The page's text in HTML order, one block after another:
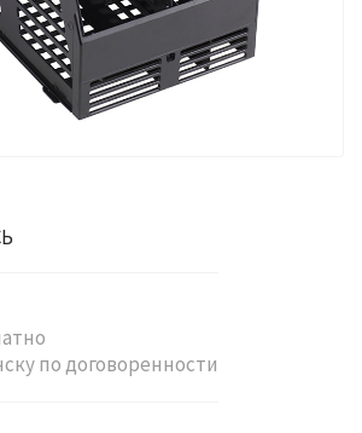
по договоренности